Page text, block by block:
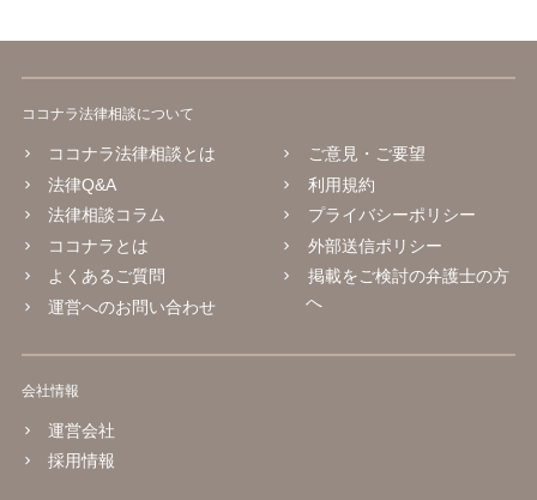
ココナラ法律相談について
ココナラ法律相談とは
法律Q&A
法律相談コラム
ココナラとは
よくあるご質問
運営へのお問い合わせ
ご意見・ご要望
利用規約
プライバシーポリシー
外部送信ポリシー
掲載をご検討の弁護士の方
へ
会社情報
運営会社
採用情報